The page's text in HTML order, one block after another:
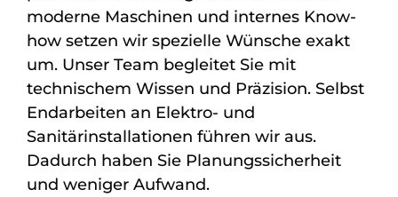
moderne Maschinen und internes Know-
how setzen wir spezielle Wünsche exakt
um. Unser Team begleitet Sie mit
technischem Wissen und Präzision. Selbst
Endarbeiten an Elektro- und
Sanitärinstallationen führen wir aus.
Dadurch haben Sie Planungssicherheit
und weniger Aufwand.